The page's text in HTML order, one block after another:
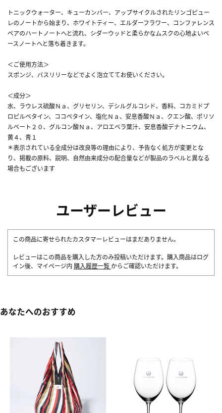
トニックウォーター、キューカンバー、アップサイクルされたリンゴピュー
レのノートから始まり、ホワイトティー、エルダーフラワー、コンファレンス
ペアのハートノートへと流れ、シダーウッドと柔らかなムスクの心地よいベ
ースノートへと落ち着きます。
＜ご使用方法＞
スポンジ、バスリリーなどでよく泡立ててお使いください。
＜成分＞
水、ラウレス硫酸Ｎａ、グリセリン、デシルグルコシド、香料、コカミドプ
ロピルベタイン、ココベタイン、塩化Ｎａ、安息香酸Ｎａ、クエン酸、ポリソ
ルベート２０、グルコン酸Ｎａ、アロエベラ葉汁、安息香酸デナトニウム、
黄４、青１
＊表示されている全成分は改良等の理由により、予告なく処方が変更とな
り、掲載の原料、説明、自然由来成分の配合量などが製品のラベルと異なる
場合もございます
ユーザーレビュー
この商品に寄せられたカスタマーレビューはまだありません。
レビューはこの商品を購入した方のみ投稿いただけます。購入商品はログ
イン後、マイページ内 購入履歴一覧 からご確認いただけます。
あなたへのおすすめ